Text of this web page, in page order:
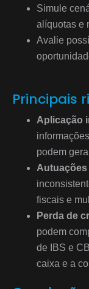
Simule
alíquotas e
Avalie
Principais
Aplicação
podem
Autuações
fiscais e
Perda de
podem
de IBS e
caixa e a